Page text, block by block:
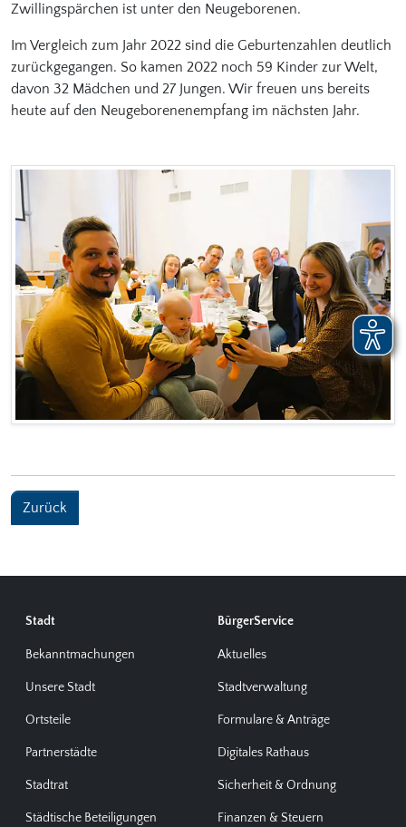
Zwillingspärchen ist unter den Neugeborenen.
Im Vergleich zum Jahr 2022 sind die Geburtenzahlen deutlich
zurückgegangen. So kamen 2022 noch 59 Kinder zur Welt,
davon 32 Mädchen und 27 Jungen. Wir freuen uns bereits
heute auf den Neugeborenenempfang im nächsten Jahr.
Zurück
Stadt
Bekanntmachungen
Unsere Stadt
Ortsteile
Partnerstädte
Stadtrat
Städtische Beteiligungen
BürgerService
Aktuelles
Stadtverwaltung
Formulare & Anträge
Digitales Rathaus
Sicherheit & Ordnung
Finanzen & Steuern